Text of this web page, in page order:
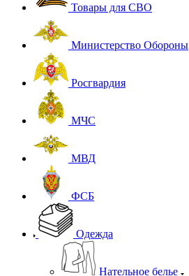
Товары для СВО
Министерство Обороны
Росгвардия
МЧС
МВД
ФСБ
Одежда
Нательное белье